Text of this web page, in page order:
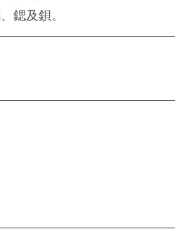
鍶及鋇。